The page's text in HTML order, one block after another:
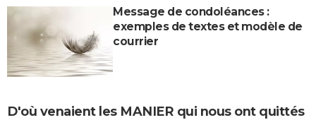
Message de condoléances :
exemples de textes et modèle de
courrier
D'où venaient les MANIER qui nous ont quittés